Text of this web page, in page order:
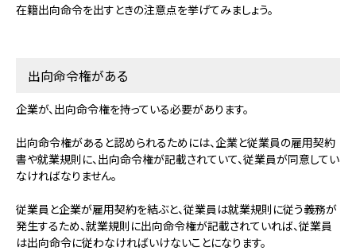
在籍出向命令を出すときの注意点を挙げてみましょう。
出向命令権がある
企業が、出向命令権を持っている必要があります。
出向命令権があると認められるためには、企業と従業員の雇用契約
書や就業規則に、出向命令権が記載されていて、従業員が同意してい
なければなりません。
従業員と企業が雇用契約を結ぶと、従業員は就業規則に従う義務が
発生するため、就業規則に出向命令権が記載されていれば、従業員
は出向命令に従わなければいけないことになります。